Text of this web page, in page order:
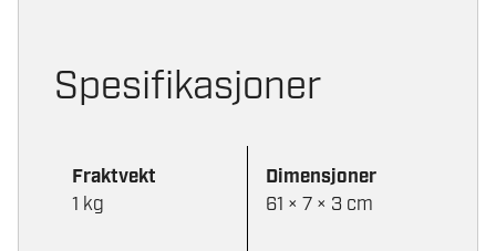
Spesifikasjoner
Fraktvekt
1 kg
Dimensjoner
61 × 7 × 3 cm